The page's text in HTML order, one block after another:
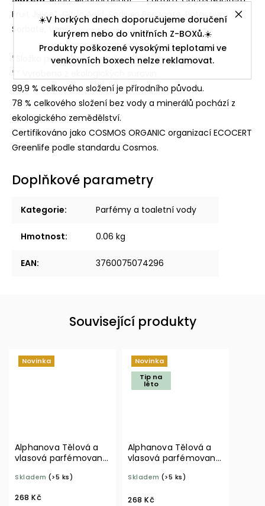
☀️V horkých dnech doporučujeme doručení
kurýrem nebo do vnitřních Z-BOXů.☀️
Produkty poškozené vysokými teplotami ve
venkovních boxech nelze reklamovat.
Fruit Juice*, Citric Acid, Sodium Benzoate, Potassium
Sorbate, Vanillin.
*Složka pocházející z ekologického zemědělství.
** Vyrobeno z ekologických surovin.
99,9 % celkového složení je přírodního původu.
78 % celkového složení bez vody a minerálů pochází z
ekologického zemědělství.
Certifikováno jako COSMOS ORGANIC organizací ECOCERT
Greenlife podle standardu Cosmos.
Doplňkové parametry
Kategorie: Parfémy a toaletní vody
Hmotnost: 0.06 kg
EAN: 3760075074296
Související produkty
Novinka
Alphanova Tělová a
vlasová parfémovaná
ml BIO
Skladem (>5 ks)
268 Kč
Novinka
Tip na
léto
Alphanova Tělová a
vlasová parfémovaná
ml BIO
Skladem (>5 ks)
268 Kč